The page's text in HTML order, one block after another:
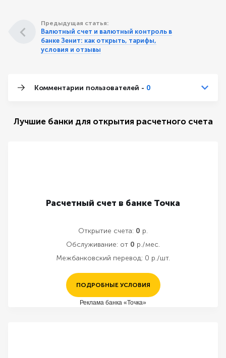
Предыдущая статья:
Валютный счет и валютный контроль в
банке Зенит: как открыть, тарифы,
условия и отзывы
Комментарии пользователей - 0
Лучшие банки для открытия расчетного счета
Расчетный счет в банке Точка
Открытие счета: 0 р.
Обслуживание: от 0 р./мес.
Межбанковский перевод: 0 р./шт.
ПОДРОБНЫЕ УСЛОВИЯ
Реклама банка «Точка»